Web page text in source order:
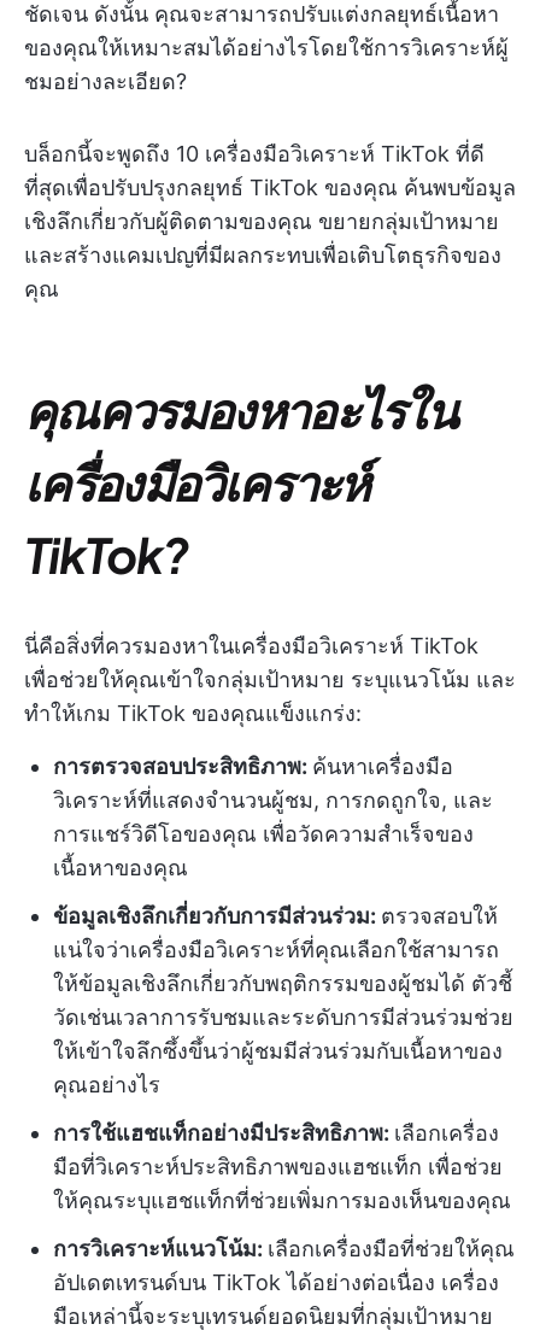
ชัดเจน ดังนั้น คุณจะสามารถปรับแต่งกลยุทธ์เนื้อหา
ของคุณให้เหมาะสมได้อย่างไรโดยใช้การวิเคราะห์ผู้
ชมอย่างละเอียด?
บล็อกนี้จะพูดถึง 10 เครื่องมือวิเคราะห์ TikTok ที่ดี
ที่สุดเพื่อปรับปรุงกลยุทธ์ TikTok ของคุณ ค้นพบข้อมูล
เชิงลึกเกี่ยวกับผู้ติดตามของคุณ ขยายกลุ่มเป้าหมาย
และสร้างแคมเปญที่มีผลกระทบเพื่อเติบโตธุรกิจของ
คุณ
คุณควรมองหาอะไรใน
เครื่องมือวิเคราะห์
TikTok?
นี่คือสิ่งที่ควรมองหาในเครื่องมือวิเคราะห์ TikTok
เพื่อช่วยให้คุณเข้าใจกลุ่มเป้าหมาย ระบุแนวโน้ม และ
ทำให้เกม TikTok ของคุณแข็งแกร่ง:
การตรวจสอบประสิทธิภาพ: ค้นหาเครื่องมือ
วิเคราะห์ที่แสดงจำนวนผู้ชม, การกดถูกใจ, และ
การแชร์วิดีโอของคุณ เพื่อวัดความสำเร็จของ
เนื้อหาของคุณ
ข้อมูลเชิงลึกเกี่ยวกับการมีส่วนร่วม: ตรวจสอบให้
แน่ใจว่าเครื่องมือวิเคราะห์ที่คุณเลือกใช้สามารถ
ให้ข้อมูลเชิงลึกเกี่ยวกับพฤติกรรมของผู้ชมได้ ตัวชี้
วัดเช่นเวลาการรับชมและระดับการมีส่วนร่วมช่วย
ให้เข้าใจลึกซึ้งขึ้นว่าผู้ชมมีส่วนร่วมกับเนื้อหาของ
คุณอย่างไร
การใช้แฮชแท็กอย่างมีประสิทธิภาพ: เลือกเครื่อง
มือที่วิเคราะห์ประสิทธิภาพของแฮชแท็ก เพื่อช่วย
ให้คุณระบุแฮชแท็กที่ช่วยเพิ่มการมองเห็นของคุณ
การวิเคราะห์แนวโน้ม: เลือกเครื่องมือที่ช่วยให้คุณ
อัปเดตเทรนด์บน TikTok ได้อย่างต่อเนื่อง เครื่อง
มือเหล่านี้จะระบุเทรนด์ยอดนิยมที่กลุ่มเป้าหมาย